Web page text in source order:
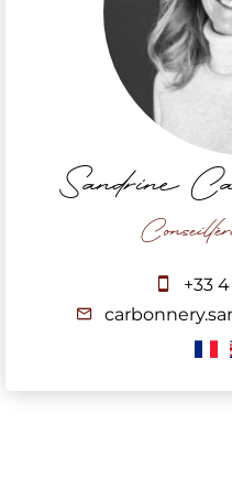
Sandrine
+33